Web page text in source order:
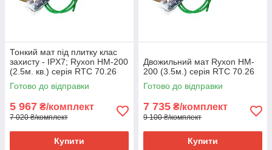
Виробляється в Латвії.
Тонкий мат під плитку клас
захисту - IPX7; Ryxon HM-200
(2.5м. кв.) серія RTC 70.26
Готово до відправки
5 967 ₴/комплект
7 020 ₴/комплект
Купити
Двожильний мат Ryxon HM-
200 (3.5м.) серія RTC 70.26
Готово до відправки
7 735 ₴/комплект
9 100 ₴/комплект
Купити